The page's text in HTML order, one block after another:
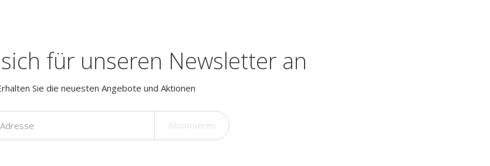
für unseren Newsletter an
Sie die neuesten Angebote und Aktionen